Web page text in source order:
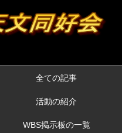
全ての記事
活動の紹介
WBS掲示板の一覧